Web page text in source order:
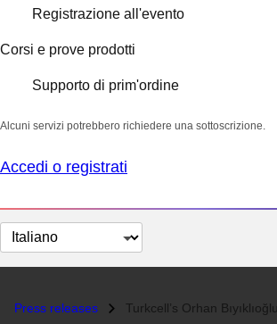
Registrazione all'evento
Corsi e prove prodotti
Supporto di prim'ordine
Alcuni servizi potrebbero richiedere una sottoscrizione.
Accedi o registrati
Cambia
lingua
Press releases Turkcell’s Orhan Bıyıklıoğlu Named Red